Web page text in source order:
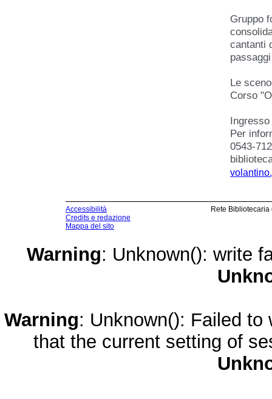
Gruppo
cantanti
Le
Corso
Per
0543-
Accessibilità
Credits e redazione
Mappa del sito
Rete
Warning: Unknown(): write
Warning: Unknown(): Failed
that the current setting of